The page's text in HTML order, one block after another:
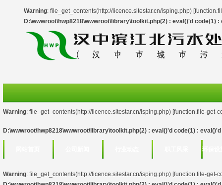
Warning: file_get_contents(http://licence.sitestar.cn/isping.php) [
D:\wwwroot\hwp8218\wwwroot\library\toolkit.php(2) : eval()'d code(1)
Warning: file_get_contents(http://licence.sitestar.cn/isping.php) [function.file-get-
D:\wwwroot\hwp8218\wwwroot\library\toolkit.php(2) : eval()'d code(1) :
环保设
Warning: file_get_contents(http://licence.sitestar.cn/isping.php) [function.file-get-